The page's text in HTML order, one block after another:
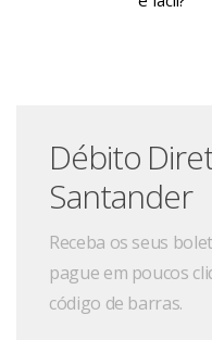
Débito
Santander
Receba os seus
pague em poucos
código de barras.